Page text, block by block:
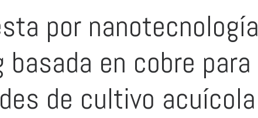
por nanotecnología
en cobre para
de cultivo acuícola